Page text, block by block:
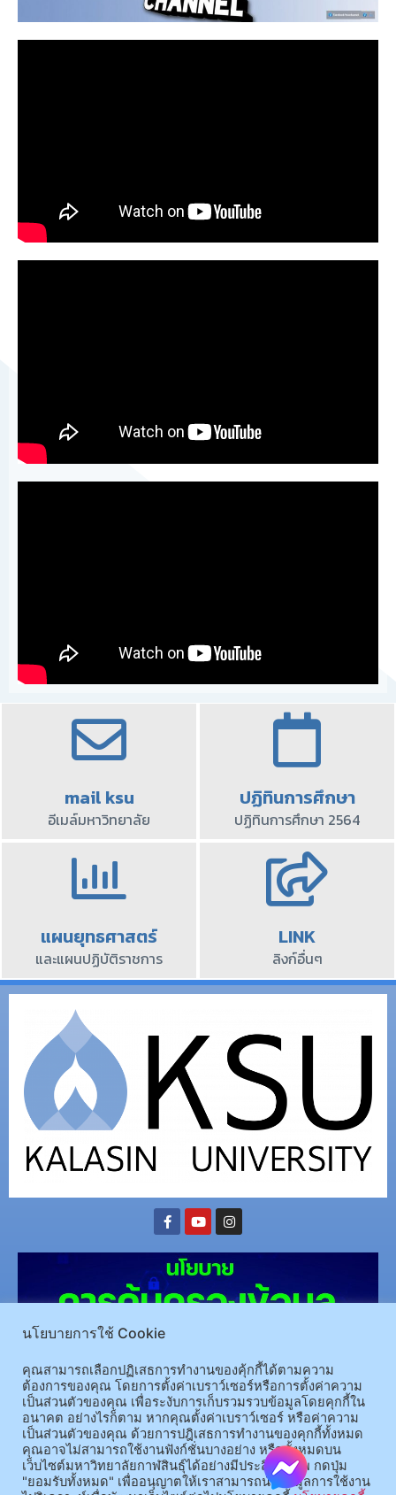
อัตลักษณ์บัณฑิต
mail ksu
อีเมล์มหาวิทยาลัย
ปฏิทินการศึกษา
ปฏิทินการศึกษา 2564
แผนยุทธศาสตร์
และแผนปฏิบัติราชการ
LINK
ลิงก์อื่นๆ
(อ.นามน)13 หมู่ 14 ต.สงเปลือย อ.นามน จ.กาฬสินธุ์ 46230โทรศัพท์ : 043-602-055 โทรสาร :
043-602-044
(อ.เมือง)62/1 ถ.เกษตรสมบูรณ์ ต.กาฬสินธุ์ อ.เมือง จ.กาฬสินธุ์ 46000โทรศัพท์ 043-811128 08-
64584360 โทรสาร 043-813070
นโยบายการใช้ Cookie
คุณสามารถเลือกปฏิเสธการทำงานของคุ้กกี้ได้ตามความ
ต้องการของคุณ โดยการตั้งค่าเบราว์เซอร์หรือการตั้งค่าความ
เป็นส่วนตัวของคุณ เพื่อระงับการเก็บรวมรวบข้อมูลโดยคุกกี้ใน
อนาคต อย่างไรก็ตาม หากคุณตั้งค่าเบราว์เซอร์ หรือค่าความ
เป็นส่วนตัวของคุณ ด้วยการปฎิเสธการทำงานของคุกกี้ทั้งหมด
คุณอาจไม่สามารถใช้งานฟังก์ชั่นบางอย่าง หรือทั้งหมดบน
เว็บไซต์มหาวิทยาลัยกาฬสินธุ์ได้อย่างมีประสิทธิภาพ กดปุ่ม
"ยอมรับทั้งหมด" เพื่ออนุญาตให้เราสามารถนำข้อมูลการใช้งาน